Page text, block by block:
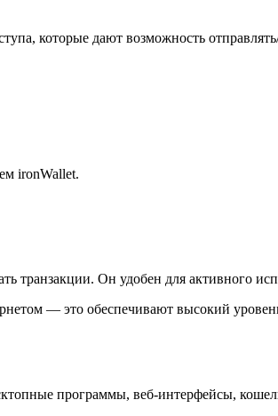
которые дают возможность
транзакции. Он удобен для активного
— это обеспечивают высокий
программы, веб-интерфейсы,